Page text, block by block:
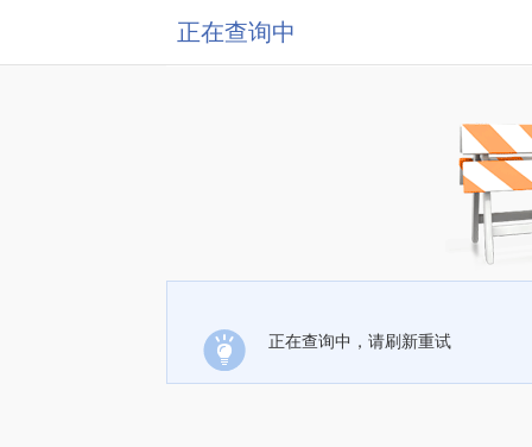
正在查询中
正在查询中，请刷新重试